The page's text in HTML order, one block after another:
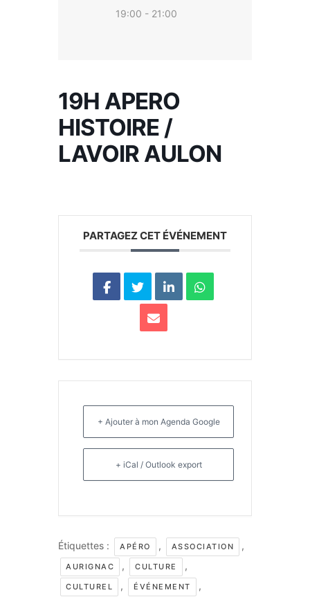
19:00 - 21:00
19H APERO
HISTOIRE /
LAVOIR AULON
PARTAGEZ CET ÉVÉNEMENT
+ Ajouter à mon Agenda Google
+ iCal / Outlook export
Étiquettes : APÉRO , ASSOCIATION ,
AURIGNAC , CULTURE ,
CULTUREL , ÉVÉNEMENT ,